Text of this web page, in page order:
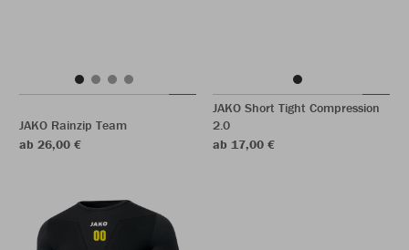
JAKO Rainzip Team
ab 26,00 €
JAKO Short Tight Compression
2.0
ab 17,00 €